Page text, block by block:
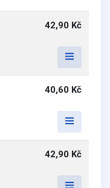
42,90 Kč
40,60 Kč
42,90 Kč